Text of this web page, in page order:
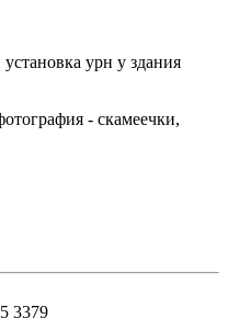
урн у здания
- скамеечки,
5 3379